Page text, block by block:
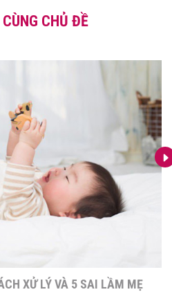
CHỦ ĐỀ
NHẤT ĐỊNH CẦN BIẾT